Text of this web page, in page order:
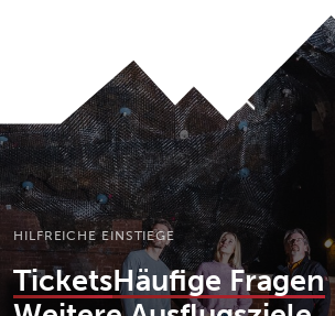
Nach oben
HILFREICHE EINSTIEGE
TicketsHäufige Fragen